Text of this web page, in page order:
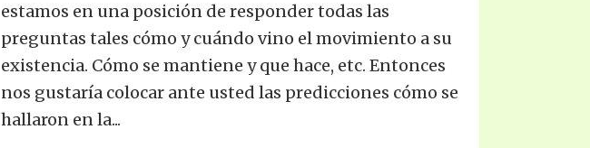
estamos en una posición de responder todas las
preguntas tales cómo y cuándo vino el movimiento a su
existencia. Cómo se mantiene y que hace, etc. Entonces
nos gustaría colocar ante usted las predicciones cómo se
hallaron en la...